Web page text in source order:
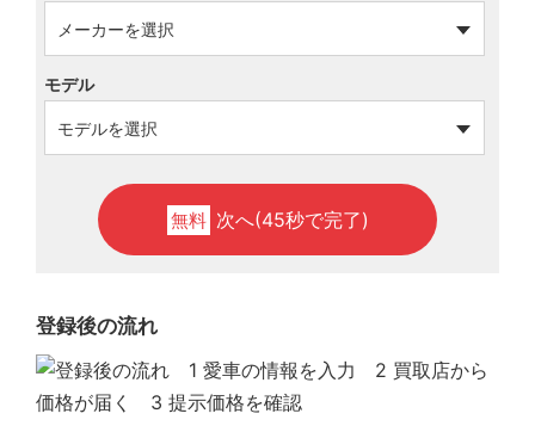
モデル
無料 次へ(45秒で完了)
登録後の流れ